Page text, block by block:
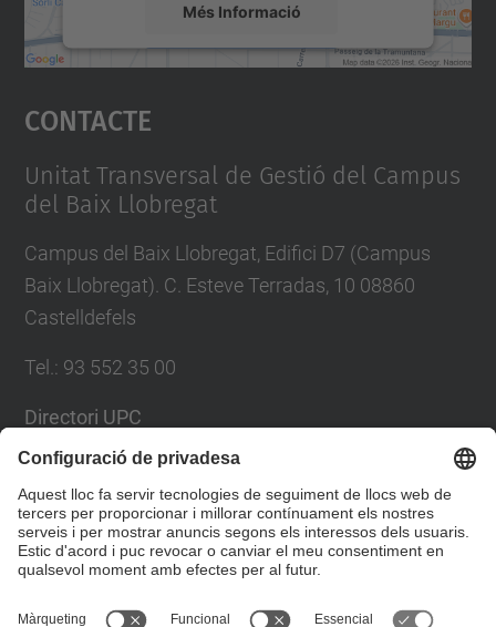
Més Informació
Accepta
powered by
Contacte
Unitat Transversal de Gestió del Campus
del Baix Llobregat
Campus del Baix Llobregat, Edifici D7 (Campus
Baix Llobregat). C. Esteve Terradas, 10 08860
Castelldefels
Tel. : 93 552 35 00
Directori UPC
Formulari de contacte
Llista Xarxes Socials